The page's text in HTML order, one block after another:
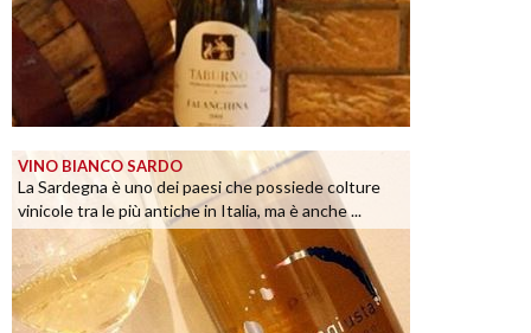
VINO BIANCO SARDO
La Sardegna è uno dei paesi che possiede colture
vinicole tra le più antiche in Italia, ma è anche ...